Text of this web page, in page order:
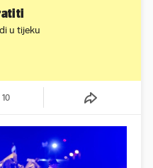
u tijeku
10